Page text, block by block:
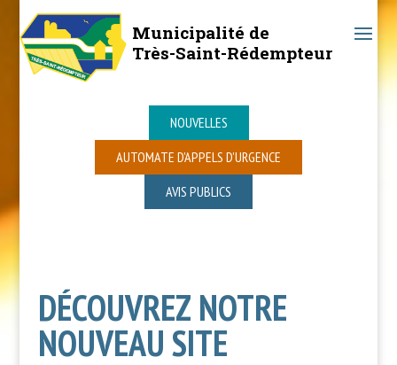
Municipalité de
Très-Saint-Rédempteur
NOUVELLES
AUTOMATE D’APPELS D’URGENCE
AVIS PUBLICS
DÉCOUVREZ NOTRE
NOUVEAU SITE